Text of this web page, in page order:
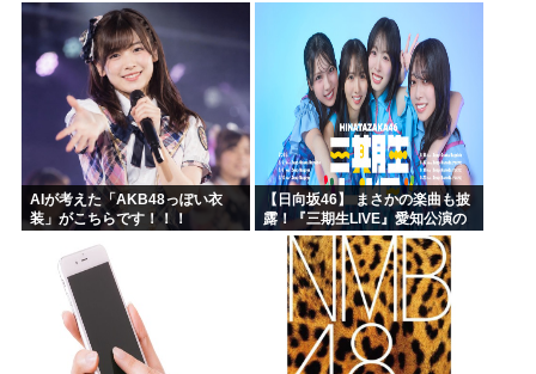
なんてないよー」父「全部なく
なったの！？」→予想外の返事
に家族騒然となり…
AIが考えた「AKB48っぽい衣
装」がこちらです！！！
【日向坂46】 まさかの楽曲も披
露！『三期生LIVE』愛知公演の
レポがこちら